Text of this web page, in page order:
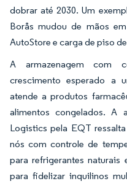
dobrar até 2030. Um
Borås mudou de mãos
AutoStore e carga de piso
A armazenagem com
crescimento esperado a
atende a produtos
alimentos congelados. A
Logistics pela EQT
nós com controle de
para refrigerantes naturais
para fidelizar inquilinos